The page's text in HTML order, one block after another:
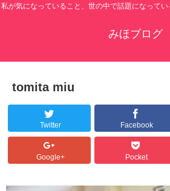
私が気になっていること、世の中で話題になってい
みほブログ
tomita miu
Twitter Facebook
Google+ Pocket